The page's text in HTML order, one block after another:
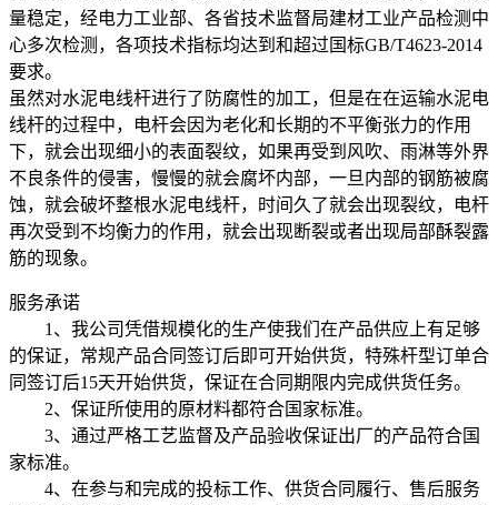
量稳定，经电力工业部、各省技术监督局建材工业产品检测中
心多次检测，各项技术指标均达到和超过国标GB/T4623-2014
要求。
虽然对水泥电线杆进行了防腐性的加工，但是在在运输水泥电
线杆的过程中，电杆会因为老化和长期的不平衡张力的作用
下，就会出现细小的表面裂纹，如果再受到风吹、雨淋等外界
不良条件的侵害，慢慢的就会腐坏内部，一旦内部的钢筋被腐
蚀，就会破坏整根水泥电线杆，时间久了就会出现裂纹，电杆
再次受到不均衡力的作用，就会出现断裂或者出现局部酥裂露
筋的现象。
服务承诺
1、我公司凭借规模化的生产使我们在产品供应上有足够
的保证，常规产品合同签订后即可开始供货，特殊杆型订单合
同签订后15天开始供货，保证在合同期限内完成供货任务。
2、保证所使用的原材料都符合国家标准。
3、通过严格工艺监督及产品验收保证出厂的产品符合国
家标准。
4、在参与和完成的投标工作、供货合同履行、售后服务